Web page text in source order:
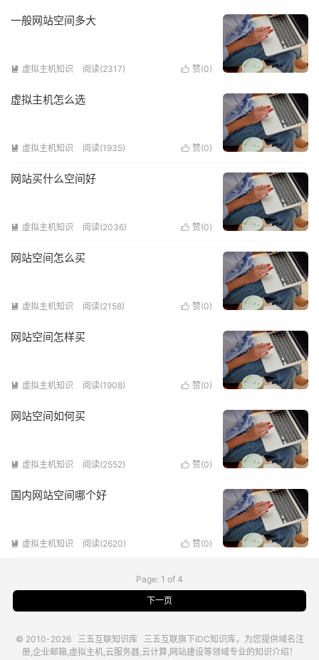
一般网站空间多大
 虚拟主机知识 阅读(2317)  赞(0)
虚拟主机怎么选
 虚拟主机知识 阅读(1935)  赞(0)
网站买什么空间好
 虚拟主机知识 阅读(2036)  赞(0)
网站空间怎么买
 虚拟主机知识 阅读(2158)  赞(0)
网站空间怎样买
 虚拟主机知识 阅读(1908)  赞(0)
网站空间如何买
 虚拟主机知识 阅读(2552)  赞(0)
国内网站空间哪个好
 虚拟主机知识 阅读(2620)  赞(0)
Page: 1 of 4
下一页
© 2010-2026 三五互联知识库 三五互联旗下IDC知识库，为您提供域名注
册,企业邮箱,虚拟主机,云服务器,云计算,网站建设等领域专业的知识介绍！